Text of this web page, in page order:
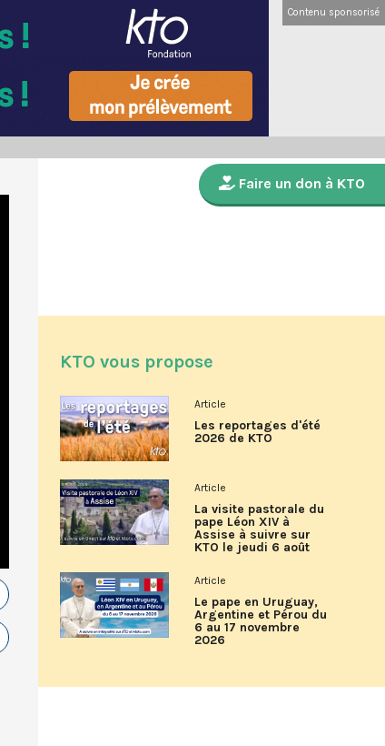
Contenu sponsorisé
Faire un don à KTO
KTO vous propose
Article
Les reportages d'été
2026 de KTO
Article
La visite pastorale du
pape Léon XIV à
Assise à suivre sur
KTO le jeudi 6 août
Article
Le pape en Uruguay,
Argentine et Pérou du
6 au 17 novembre
2026